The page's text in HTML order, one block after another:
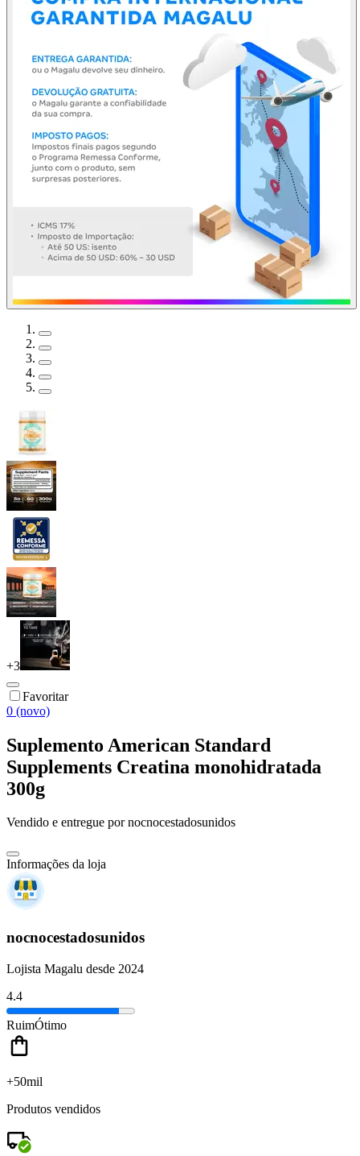
+3
Favoritar
0 (novo)
Suplemento American Standard
Supplements Creatina monohidratada
300g
Vendido e entregue por nocnocestadosunidos
Informações da loja
nocnocestadosunidos
Lojista Magalu desde 2024
4.4
RuimÓtimo
+50mil
Produtos vendidos